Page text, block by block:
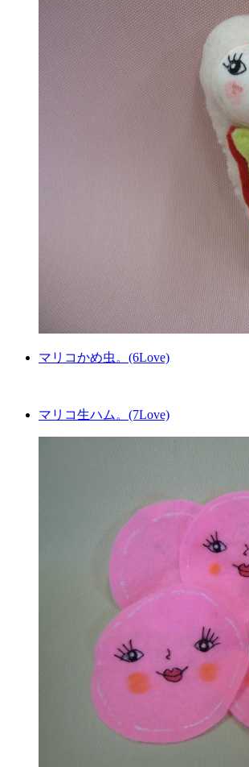
マリコかめ虫。(6Love)
マリコ生ハム。(7Love)